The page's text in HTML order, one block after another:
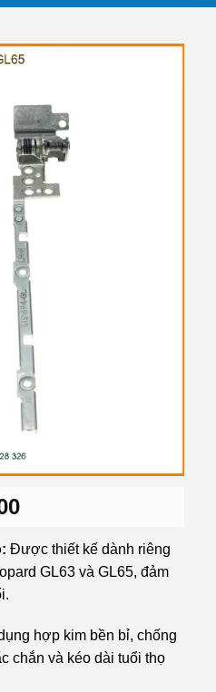
Giá
tại
là:
Được thiết kế dành riêng
GL63 và GL65, đảm
hợp kim bền bỉ, chống
chắn và kéo dài tuổi thọ